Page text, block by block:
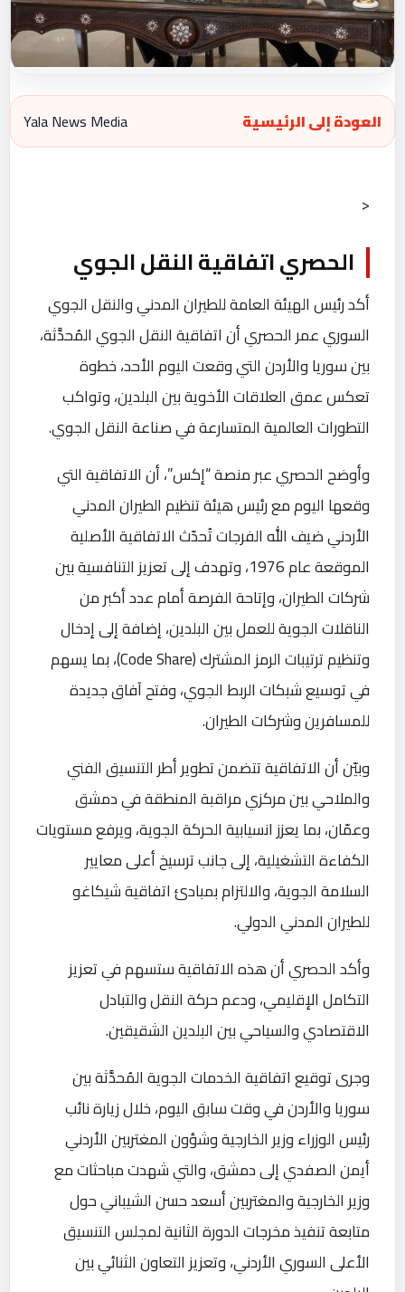
العودة إلى الرئيسية Yala News Media
<
الحصري اتفاقية النقل الجوي
أكد رئيس الهيئة العامة للطيران المدني والنقل الجوي
السوري عمر الحصري أن اتفاقية النقل الجوي المُحدَّثة،
بين سوريا والأردن التي وقعت اليوم الأحد، خطوة
تعكس عمق العلاقات الأخوية بين البلدين، وتواكب
التطورات العالمية المتسارعة في صناعة النقل الجوي.
وأوضح الحصري عبر منصة “إكس”، أن الاتفاقية التي
وقعها اليوم مع رئيس هيئة تنظيم الطيران المدني
الأردني ضيف الله الفرجات تُحدّث الاتفاقية الأصلية
الموقعة عام 1976، وتهدف إلى تعزيز التنافسية بين
شركات الطيران، وإتاحة الفرصة أمام عدد أكبر من
الناقلات الجوية للعمل بين البلدين، إضافة إلى إدخال
وتنظيم ترتيبات الرمز المشترك (Code Share)، بما يسهم
في توسيع شبكات الربط الجوي، وفتح آفاق جديدة
للمسافرين وشركات الطيران.
وبيّن أن الاتفاقية تتضمن تطوير أطر التنسيق الفني
والملاحي بين مركزي مراقبة المنطقة في دمشق
وعمّان، بما يعزز انسيابية الحركة الجوية، ويرفع مستويات
الكفاءة التشغيلية، إلى جانب ترسيخ أعلى معايير
السلامة الجوية، والالتزام بمبادئ اتفاقية شيكاغو
للطيران المدني الدولي.
وأكد الحصري أن هذه الاتفاقية ستسهم في تعزيز
التكامل الإقليمي، ودعم حركة النقل والتبادل
الاقتصادي والسياحي بين البلدين الشقيقين.
وجرى توقيع اتفاقية الخدمات الجوية المُحدَّثة بين
سوريا والأردن في وقت سابق اليوم، خلال زيارة نائب
رئيس الوزراء وزير الخارجية وشؤون المغتربين الأردني
أيمن الصفدي إلى دمشق، والتي شهدت مباحثات مع
وزير الخارجية والمغتربين أسعد حسن الشيباني حول
متابعة تنفيذ مخرجات الدورة الثانية لمجلس التنسيق
الأعلى السوري الأردني، وتعزيز التعاون الثنائي بين